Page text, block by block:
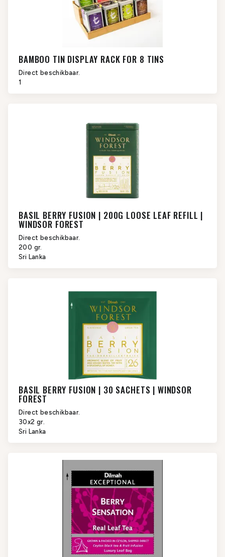
BAMBOO TIN DISPLAY RACK FOR 8 TINS
Direct beschikbaar.
1
BASIL BERRY FUSION | 200G LOOSE LEAF REFILL |
WINDSOR FOREST
Direct beschikbaar.
200 gr.
Sri Lanka
BASIL BERRY FUSION | 30 SACHETS | WINDSOR
FOREST
Direct beschikbaar.
30x2 gr.
Sri Lanka